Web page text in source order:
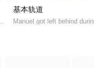
将与大部队一起登陆地球；
基本轨道
Manuel got left behind